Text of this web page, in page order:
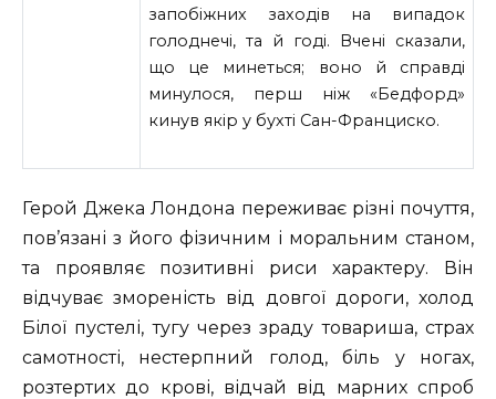
запобіжних заходів на випадок
голоднечі, та й годі. Вчені сказали,
що це минеться; воно й справді
минулося, перш ніж «Бедфорд»
кинув якір у бухті Сан-Франциско.
Герой Джека Лондона переживає різні почуття,
пов’язані з його фізичним і моральним станом,
та проявляє позитивні риси характеру. Він
відчуває змореність від довгої дороги, холод
Білої пустелі, тугу через зраду товариша, страх
самотності, нестерпний голод, біль у ногах,
розтертих до крові, відчай від марних спроб